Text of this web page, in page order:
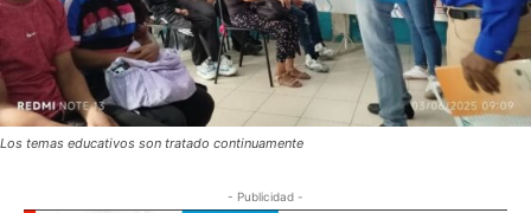
Los temas educativos son tratado continuamente
- Publicidad -